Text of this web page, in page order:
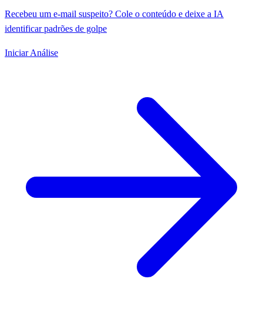
Recebeu um e-mail suspeito? Cole o conteúdo e deixe a IA
identificar padrões de golpe
Iniciar Análise